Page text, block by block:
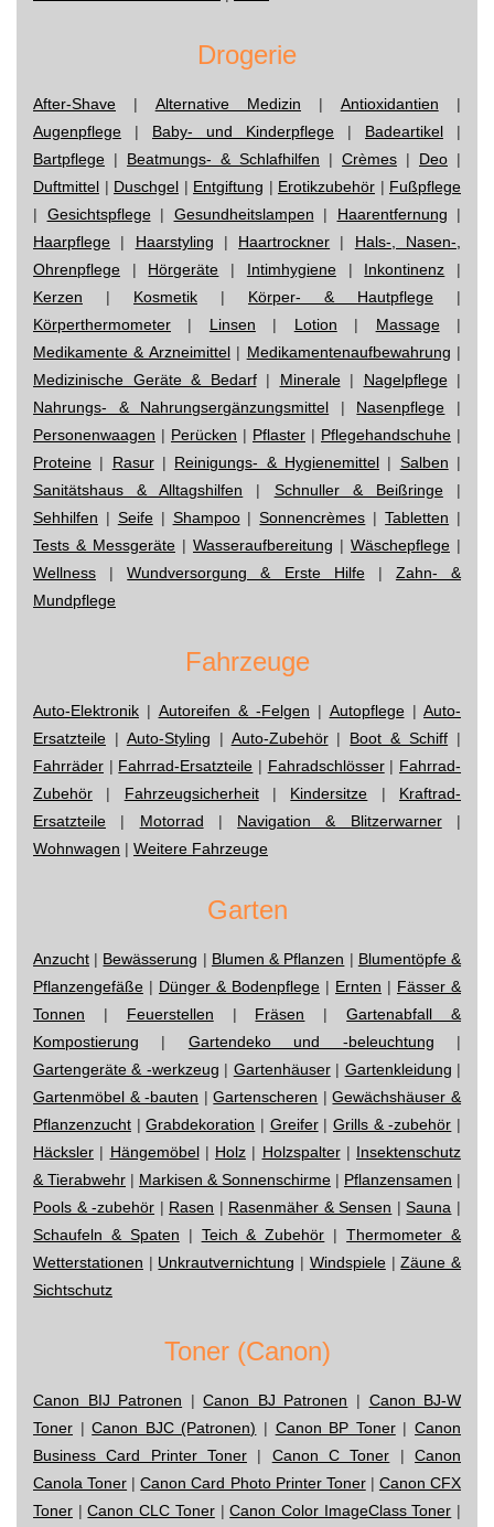
Drogerie
After-Shave | Alternative Medizin | Antioxidantien |
Augenpflege | Baby- und Kinderpflege | Badeartikel |
Bartpflege | Beatmungs- & Schlafhilfen | Crèmes | Deo |
Duftmittel | Duschgel | Entgiftung | Erotikzubehör | Fußpflege
| Gesichtspflege| Gesundheitslampen | Haarentfernung |
Haarpflege | Haarstyling | Haartrockner | Hals-, Nasen-,
Ohrenpflege | Hörgeräte | Intimhygiene| Inkontinenz |
Kerzen | Kosmetik | Körper- & Hautpflege |
Körperthermometer | Linsen | Lotion | Massage|
Medikamente & Arzneimittel| Medikamentenaufbewahrung |
Medizinische Geräte & Bedarf| Minerale| Nagelpflege|
Nahrungs- & Nahrungsergänzungsmittel | Nasenpflege |
Personenwaagen | Perücken | Pflaster | Pflegehandschuhe |
Proteine | Rasur| Reinigungs- & Hygienemittel | Salben |
Sanitätshaus & Alltagshilfen | Schnuller & Beißringe|
Sehhilfen | Seife| Shampoo|Sonnencrèmes |Tabletten |
Tests & Messgeräte | Wasseraufbereitung | Wäschepflege |
Wellness |Wundversorgung & Erste Hilfe| Zahn- &
Mundpflege
Fahrzeuge
Auto-Elektronik | Autoreifen & -Felgen | Autopflege| Auto-
Ersatzteile | Auto-Styling | Auto-Zubehör| Boot & Schiff |
Fahrräder | Fahrrad-Ersatzteile | Fahradschlösser| Fahrrad-
Zubehör | Fahrzeugsicherheit| Kindersitze | Kraftrad-
Ersatzteile | Motorrad | Navigation & Blitzerwarner|
Wohnwagen | Weitere Fahrzeuge
Garten
Anzucht | Bewässerung | Blumen & Pflanzen | Blumentöpfe &
Pflanzengefäße | Dünger & Bodenpflege | Ernten | Fässer &
Tonnen | Feuerstellen | Fräsen |Gartenabfall &
Kompostierung | Gartendeko und -beleuchtung |
Gartengeräte & -werkzeug | Gartenhäuser| Gartenkleidung |
Gartenmöbel & -bauten |Gartenscheren |Gewächshäuser &
Pflanzenzucht |Grabdekoration | Greifer|Grills & -zubehör |
Häcksler | Hängemöbel| Holz | Holzspalter| Insektenschutz
& Tierabwehr | Markisen & Sonnenschirme | Pflanzensamen |
Pools & -zubehör | Rasen | Rasenmäher & Sensen |Sauna |
Schaufeln & Spaten | Teich & Zubehör |Thermometer &
Wetterstationen | Unkrautvernichtung | Windspiele|Zäune &
Sichtschutz
Toner (Canon)
Canon BIJ Patronen |Canon BJ Patronen | Canon BJ-W
Toner |Canon BJC (Patronen) | Canon BP Toner|Canon
Business Card Printer Toner | Canon C Toner |Canon
Canola Toner |Canon Card Photo Printer Toner| Canon CFX
Toner |Canon CLC Toner|Canon Color ImageClass Toner |